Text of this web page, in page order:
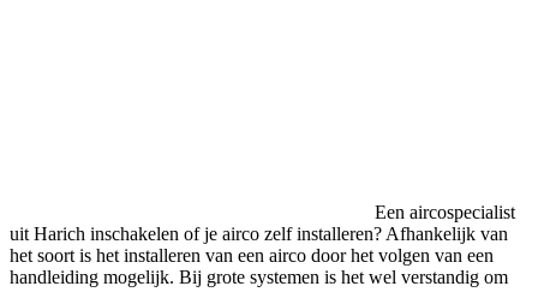
Een aircospecialist
uit Harich inschakelen of je airco zelf installeren? Afhankelijk van
het soort is het installeren van een airco door het volgen van een
handleiding mogelijk. Bij grote systemen is het wel verstandig om